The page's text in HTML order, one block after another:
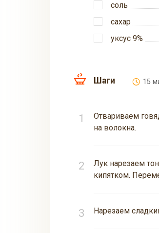
соль
сахар
уксус 9%
Шаги 15
Отвариваем
на волокна.
Лук нарезаем
кипятком.
Нарезаем